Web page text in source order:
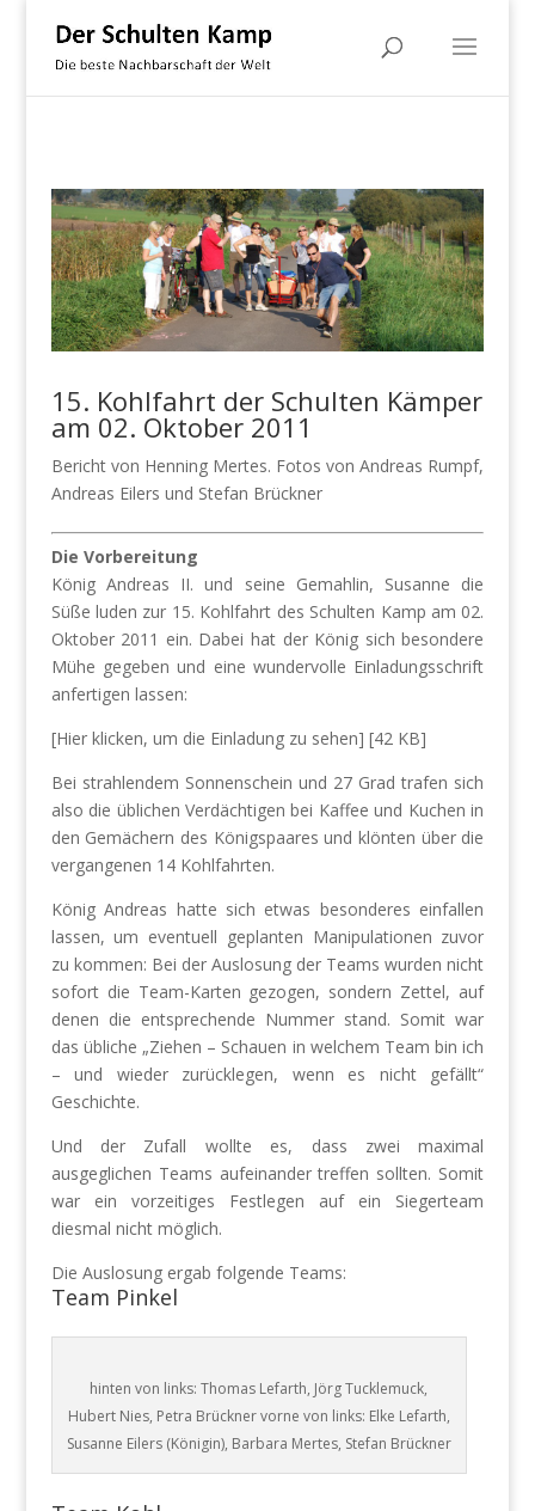
15. Kohlfahrt der Schulten Kämper
am 02. Oktober 2011
Bericht von Henning Mertes. Fotos von Andreas Rumpf,
Andreas Eilers und Stefan Brückner
Die Vorbereitung
König Andreas II. und seine Gemahlin, Susanne die
Süße luden zur 15. Kohlfahrt des Schulten Kamp am 02.
Oktober 2011 ein. Dabei hat der König sich besondere
Mühe gegeben und eine wundervolle Einladungsschrift
anfertigen lassen:
[Hier klicken, um die Einladung zu sehen] [42 KB]
Bei strahlendem Sonnenschein und 27 Grad trafen sich
also die üblichen Verdächtigen bei Kaffee und Kuchen in
den Gemächern des Königspaares und klönten über die
vergangenen 14 Kohlfahrten.
König Andreas hatte sich etwas besonderes einfallen
lassen, um eventuell geplanten Manipulationen zuvor
zu kommen: Bei der Auslosung der Teams wurden nicht
sofort die Team-Karten gezogen, sondern Zettel, auf
denen die entsprechende Nummer stand. Somit war
das übliche „Ziehen – Schauen in welchem Team bin ich
– und wieder zurücklegen, wenn es nicht gefällt“
Geschichte.
Und der Zufall wollte es, dass zwei maximal
ausgeglichen Teams aufeinander treffen sollten. Somit
war ein vorzeitiges Festlegen auf ein Siegerteam
diesmal nicht möglich.
Die Auslosung ergab folgende Teams:
Team Pinkel
hinten von links: Thomas Lefarth, Jörg Tucklemuck,
Hubert Nies, Petra Brückner vorne von links: Elke Lefarth,
Susanne Eilers (Königin), Barbara Mertes, Stefan Brückner